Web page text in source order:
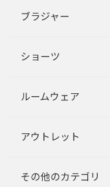
ブラジャー
ショーツ
ルームウェア
アウトレット
その他のカテゴリ